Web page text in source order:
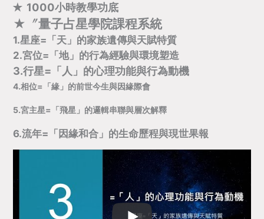
✭ 1000小時教學功底
★〞量子占星學院課程系統
1.星座=「天」的家族遺傳與天賦特質
2.宮位=「地」的行為經驗與環境塑造
3.行星=「人」的心理功能與行為動機
4.相位=「緣」的前世今生與因緣際會
5.宮主星=「飛星」的邏輯串聯與層次解釋
6.流年=「因緣和合」的生命歷程與現世果報